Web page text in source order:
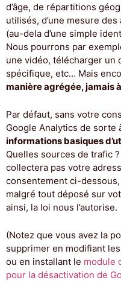
d’âge, de répartitions
utilisés, d’une mesure
(au-dela d’une simple
Nous pourrons par
une vidéo, télécharger un
spécifique, etc… Mais
manière agrégée, jamais
Par défaut, sans votre
Google Analytics de sorte
informations basiques
Quelles sources de trafic
collectera pas votre
consentement ci-
malgré tout déposé sur
ainsi, la loi nous l’autorise.
(Notez que vous avez la
supprimer en modifiant
ou en installant le module
pour la désactivation de